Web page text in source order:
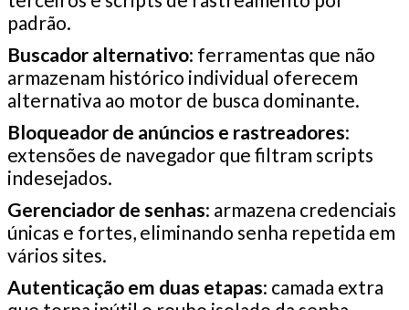
padrão.
Buscador alternativo: ferramentas que não
armazenam histórico individual oferecem
alternativa ao motor de busca dominante.
Bloqueador de anúncios e rastreadores:
extensões de navegador que filtram scripts
indesejados.
Gerenciador de senhas: armazena credenciais
únicas e fortes, eliminando senha repetida em
vários sites.
Autenticação em duas etapas: camada extra